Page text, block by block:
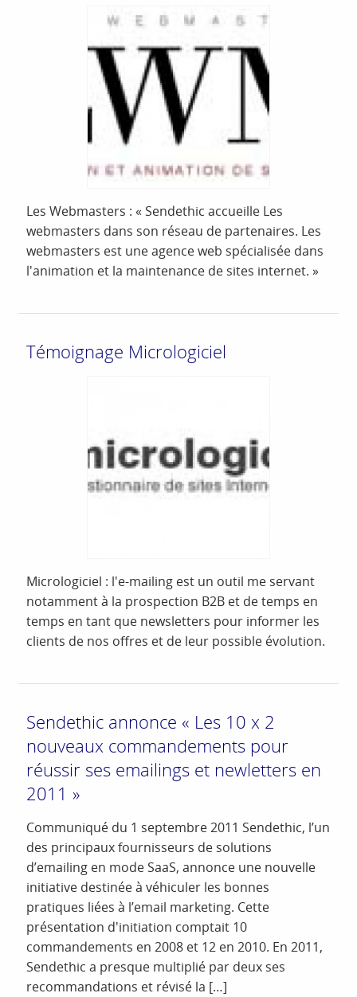
Les Webmasters : « Sendethic accueille Les
webmasters dans son réseau de partenaires. Les
webmasters est une agence web spécialisée dans
l'animation et la maintenance de sites internet. »
Témoignage Micrologiciel
Micrologiciel : l'e-mailing est un outil me servant
notamment à la prospection B2B et de temps en
temps en tant que newsletters pour informer les
clients de nos offres et de leur possible évolution.
Sendethic annonce « Les 10 x 2
nouveaux commandements pour
réussir ses emailings et newletters en
2011 »
Communiqué du 1 septembre 2011 Sendethic, l’un
des principaux fournisseurs de solutions
d’emailing en mode SaaS, annonce une nouvelle
initiative destinée à véhiculer les bonnes
pratiques liées à l’email marketing. Cette
présentation d'initiation comptait 10
commandements en 2008 et 12 en 2010. En 2011,
Sendethic a presque multiplié par deux ses
recommandations et révisé la […]